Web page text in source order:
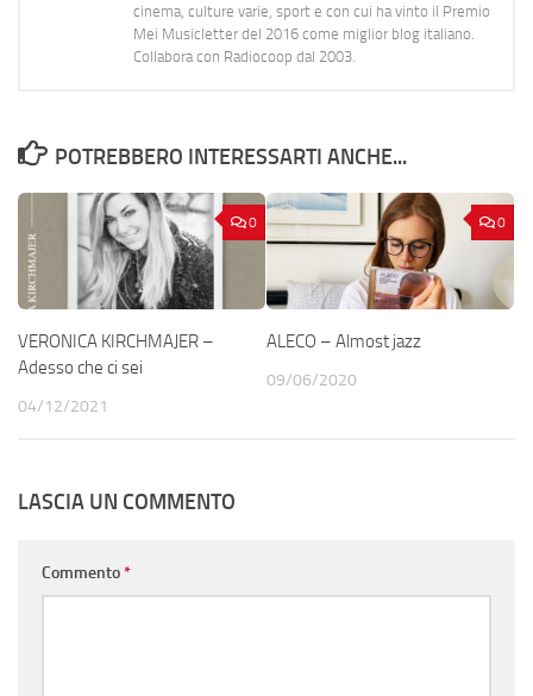
cinema, culture varie, sport e con cui ha vinto il Premio
Mei Musicletter del 2016 come miglior blog italiano.
Collabora con Radiocoop dal 2003.
POTREBBERO INTERESSARTI ANCHE...
0
VERONICA KIRCHMAJER –
Adesso che ci sei
04/12/2021
0
ALECO – Almost jazz
09/06/2020
LASCIA UN COMMENTO
Commento*